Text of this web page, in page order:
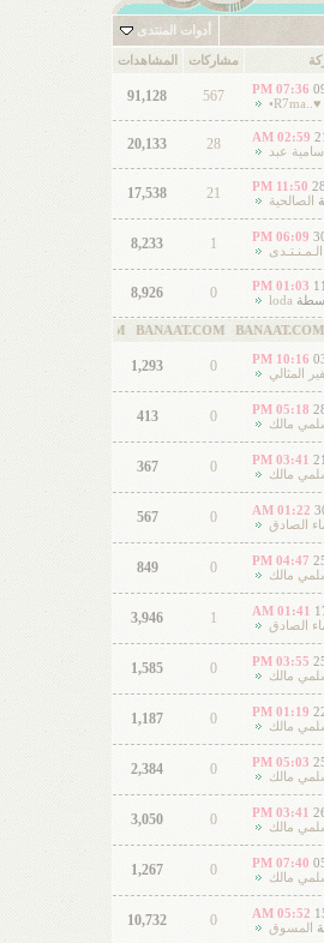
أدوات المنتدى
مشاركات المشاهدات
07:36 PM
♥..R7ma•
567
91,128
02:59 AM
سامية عبد 28
20,133
11:50 PM
الصالحية 21
17,538
06:09 PM
1
8,233
01:03 PM
loda
0
8,926
BANAAT.COM BANAAT.COM
10:16 PM
المثالي 0
1,293
05:18 PM
مالك 0
413
03:41 PM
مالك 0
367
01:22 AM
الصادق 0
567
04:47 PM
مالك 0
849
01:41 AM
الصادق 1
3,946
03:55 PM
مالك 0
1,585
01:19 PM
مالك 0
1,187
05:03 PM
مالك 0
2,384
03:41 PM
مالك 0
3,050
07:40 PM
مالك 0
1,267
05:52 AM
المسوق 0
10,732